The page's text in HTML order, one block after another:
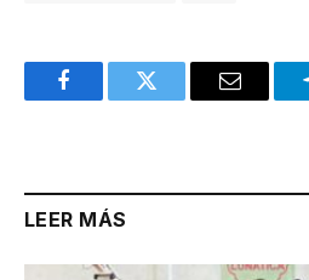
FacebookTwitter Email
LEER MÁS